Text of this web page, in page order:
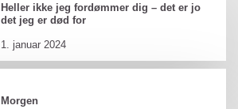
Heller ikke jeg fordømmer dig – det er jo
det jeg er død for
1. januar 2024
Morgen